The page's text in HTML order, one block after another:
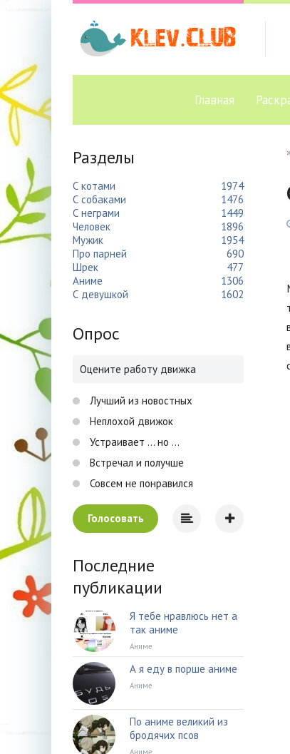
Главная
»
Разделы
С котами
1974
С собаками
1476
С неграми
1449
Человек
1896
Мужик
1954
Про парней
690
Шрек
477
Аниме
1306
С девушкой
1602
Опрос
Оцените работу движка
Лучший из новостных
Неплохой движок
Устраивает ... но ...
Встречал и получше
Совсем не понравился
Голосовать
Последние
публикации
Я тебе нравлюсь нет а
так аниме
Аниме
А я еду в порше аниме
Аниме
По аниме великий из
бродячих псов
Аниме